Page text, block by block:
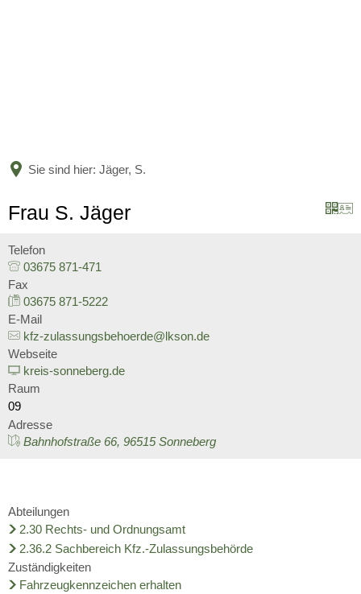
Infrastruktur und Verkehr
Historisches
Stipendium für
Weitere ehrenamtliche
Sie sind hier: Jäger, S.
Frau S. Jäger
Telefon
03675 871-471
Fax
03675 871-5222
E-Mail
kfz-zulassungsbehoerde@lkson.de
Webseite
kreis-sonneberg.de
Raum
09
Adresse
Bahnhofstraße 66, 96515 Sonneberg
Abteilungen
2.30 Rechts- und Ordnungsamt
2.36.2 Sachbereich Kfz.-Zulassungsbehörde
Zuständigkeiten
Fahrzeugkennzeichen erhalten